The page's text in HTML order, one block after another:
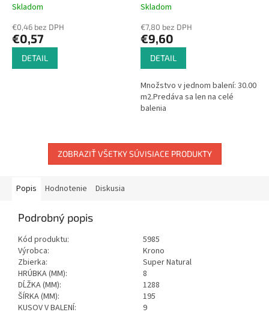
Skladom
€0,46 bez DPH
€0,57
DETAIL
Skladom
€7,80 bez DPH
€9,60
DETAIL
Množstvo v jednom balení: 30.00
m2.Predáva sa len na celé
balenia
ZOBRAZIŤ VŠETKY SÚVISIACE PRODUKTY
Popis Hodnotenie Diskusia
Podrobný popis
Kód produktu:
5985
Výrobca:
Krono
Zbierka:
Super Natural
HRÚBKA (MM):
8
DĹŽKA (MM):
1288
ŠÍRKA (MM):
195
KUSOV V BALENÍ:
9